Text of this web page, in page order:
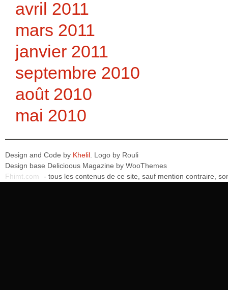
avril 2011
mars 2011
janvier 2011
septembre 2010
août 2010
mai 2010
Design and Code by Khelil . Logo by Rouli
Design base Delicioous Magazine by WooThemes
Fhimt.com
- tous les contenus de ce site, sauf mention contraire,